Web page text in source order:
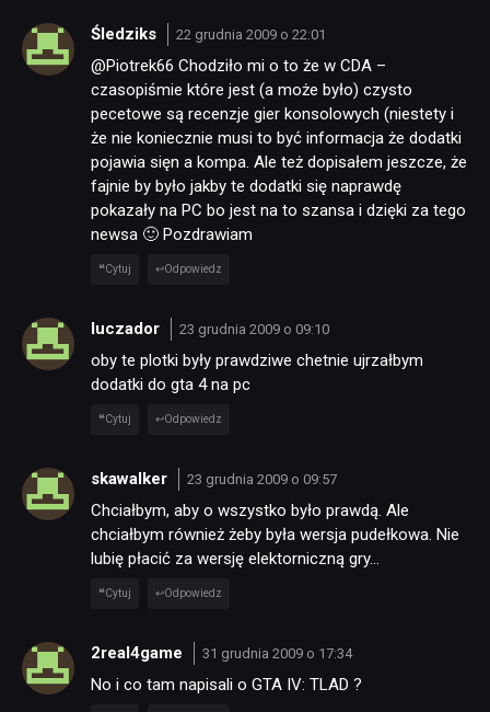
Śledziks 22 grudnia 2009 o 22:01
@Piotrek66 Chodziło mi o to że w CDA –
czasopiśmie które jest (a może było) czysto
pecetowe są recenzje gier konsolowych (niestety i
że nie koniecznie musi to być informacja że dodatki
pojawia sięn a kompa. Ale też dopisałem jeszcze, że
fajnie by było jakby te dodatki się naprawdę
pokazały na PC bo jest na to szansa i dzięki za tego
newsa 🙂 Pozdrawiam
Cytuj Odpowiedz
luczador 23 grudnia 2009 o 09:10
oby te plotki były prawdziwe chetnie ujrzałbym
dodatki do gta 4 na pc
Cytuj Odpowiedz
skawalker 23 grudnia 2009 o 09:57
Chciałbym, aby o wszystko było prawdą. Ale
chciałbym również żeby była wersja pudełkowa. Nie
lubię płacić za wersję elektorniczną gry…
Cytuj Odpowiedz
2real4game 31 grudnia 2009 o 17:34
No i co tam napisali o GTA IV: TLAD ?